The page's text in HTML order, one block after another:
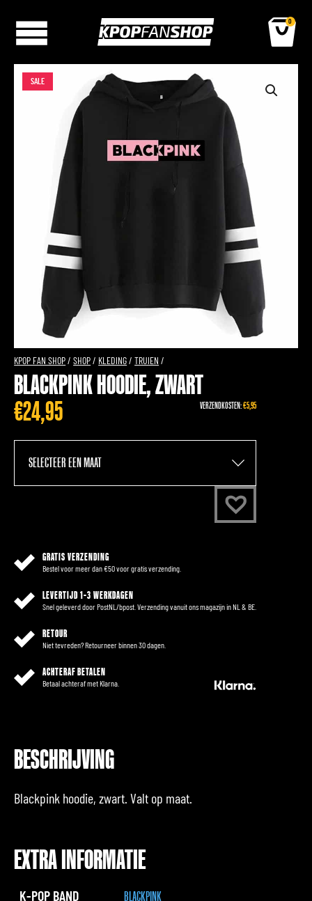
0
SALE
KPOP FAN SHOP /SHOP / KLEDING / TRUIEN /
BLACKPINK HOODIE, ZWART
€24,95 VERZENDKOSTEN:€5,95
GRATIS VERZENDING
Bestel voor meer dan €50 voor gratis verzending.
LEVERTIJD 1-3 WERKDAGEN
Snel geleverd door PostNL/bpost. Verzending vanuit ons magazijn in NL & BE.
RETOUR
Niet tevreden? Retourneer binnen 30 dagen.
ACHTERAF BETALEN
Betaal achteraf met Klarna.
BESCHRIJVING
Blackpink hoodie, zwart. Valt op maat.
EXTRA INFORMATIE
K-POP BAND BLACKPINK